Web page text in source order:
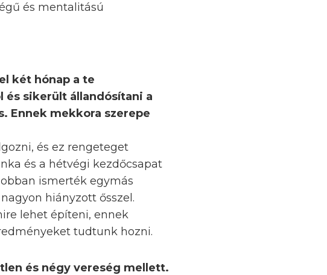
és mentalitású
két hónap a te
és sikerült állandósítani a
Ennek mekkora szerepe
és ez rengeteget
és a hétvégi kezdőcsapat
ismerték egymás
hiányzott ősszel.
lehet építeni, ennek
tudtunk hozni.
és négy vereség mellett.